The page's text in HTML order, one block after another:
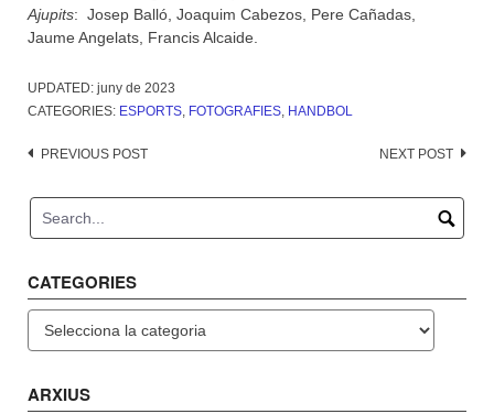
Ajupits: Josep Balló, Joaquim Cabezos, Pere Cañadas,
Jaume Angelats, Francis Alcaide.
UPDATED: juny de 2023
CATEGORIES: ESPORTS, FOTOGRAFIES, HANDBOL
Post
PREVIOUS POST NEXT POST
CATEGORIES
ARXIUS